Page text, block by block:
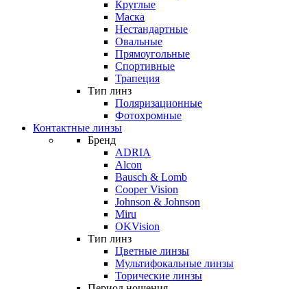
Круглые
Маска
Нестандартные
Овальные
Прямоугольные
Спортивные
Трапеция
Тип линз
Поляризационные
Фотохромные
Контактные линзы
Бренд
ADRIA
Alcon
Bausch & Lomb
Cooper Vision
Johnson & Johnson
Miru
OKVision
Тип линз
Цветные линзы
Мультифокальные линзы
Торические линзы